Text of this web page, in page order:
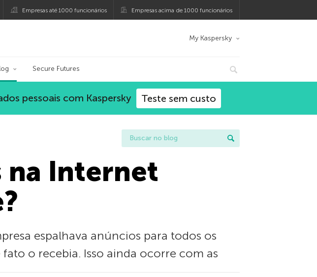
Empresas até 1000 funcionários Empresas acima de 1000 funcionários
My Kaspersky
Secure Futures
pessoais com Kaspersky Teste sem custo
na Internet
espalhava anúncios para todos os
o recebia. Isso ainda ocorre com as